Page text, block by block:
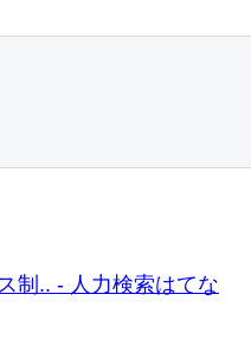
制.. - 人力検索はてな